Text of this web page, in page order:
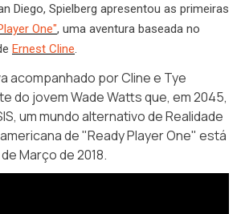
Diego, Spielberg apresentou as primeiras
One", uma aventura baseada no
Ernest Cline.
acompanhado por Cline e Tye
do jovem Wade Watts que, em 2045,
um mundo alternativo de Realidade
de "Ready Player One" está
Março de 2018.